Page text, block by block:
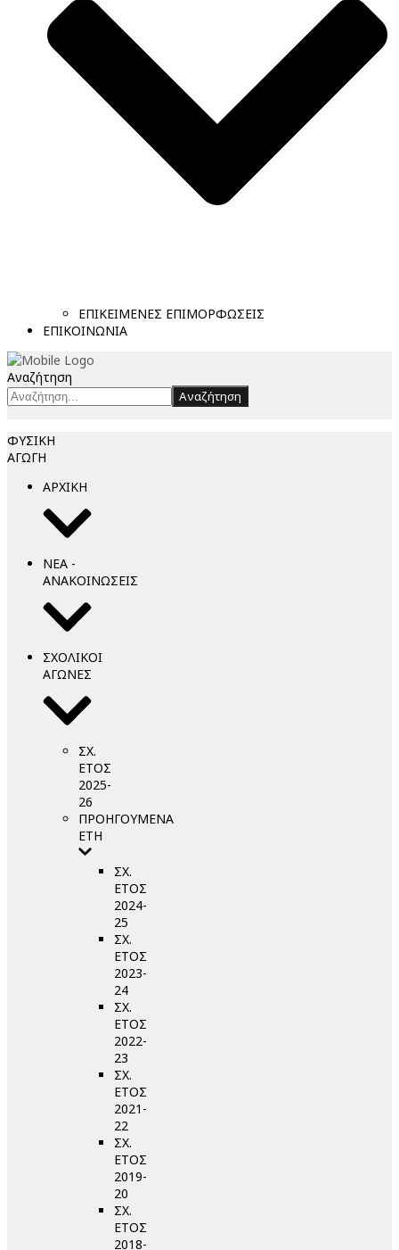
ΕΠΙΚΕΙΜΕΝΕΣ ΕΠΙΜΟΡΦΩΣΕΙΣ
ΕΠΙΚΟΙΝΩΝΙΑ
Αναζήτηση
Αναζήτηση
ΦΥΣΙΚΗ
ΑΓΩΓΗ
ΑΡΧΙΚΗ
ΝΕΑ -
ΑΝΑΚΟΙΝΩΣΕΙΣ
ΣΧΟΛΙΚΟΙ
ΑΓΩΝΕΣ
ΣΧ.
ΕΤΟΣ
2025-
26
ΠΡΟΗΓΟΥΜΕΝΑ
ΕΤΗ
ΣΧ.
ΕΤΟΣ
2024-
25
ΣΧ.
ΕΤΟΣ
2023-
24
ΣΧ.
ΕΤΟΣ
2022-
23
ΣΧ.
ΕΤΟΣ
2021-
22
ΣΧ.
ΕΤΟΣ
2019-
20
ΣΧ.
ΕΤΟΣ
2018-